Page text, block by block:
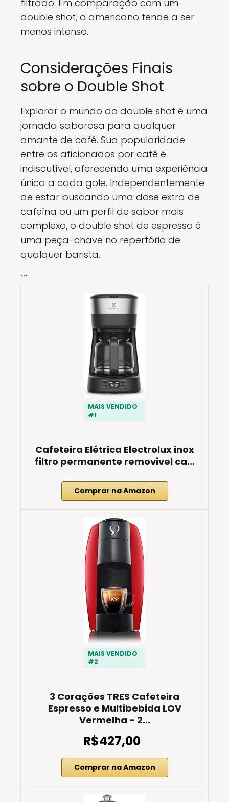
filtrado. Em comparação com um
double shot, o americano tende a ser
menos intenso.
Considerações Finais
sobre o Double Shot
Explorar o mundo do double shot é uma
jornada saborosa para qualquer
amante de café. Sua popularidade
entre os aficionados por café é
indiscutível, oferecendo uma experiência
única a cada gole. Independentemente
de estar buscando uma dose extra de
cafeína ou um perfil de sabor mais
complexo, o double shot de espresso é
uma peça-chave no repertório de
qualquer barista.
```
MAIS VENDIDO
#1
Cafeteira Elétrica Electrolux inox
filtro permanente removivel ca...
Comprar na Amazon
MAIS VENDIDO
#2
3 Corações TRES Cafeteira
Espresso e Multibebida LOV
Vermelha - 2...
R$427,00
Comprar na Amazon